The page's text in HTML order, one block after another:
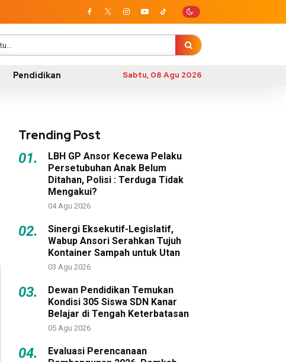
Pendidikan Sabtu, 08 Agu 2026
Trending Post
01.
LBH GP Ansor Kecewa Pelaku
Persetubuhan Anak Belum
Ditahan, Polisi : Terduga Tidak
Mengakui?
04 Agu 2026
02.
Sinergi Eksekutif-Legislatif,
Wabup Ansori Serahkan Tujuh
Kontainer Sampah untuk Utan
03 Agu 2026
03.
Dewan Pendidikan Temukan
Kondisi 305 Siswa SDN Kanar
Belajar di Tengah Keterbatasan
05 Agu 2026
04.
Evaluasi Perencanaan